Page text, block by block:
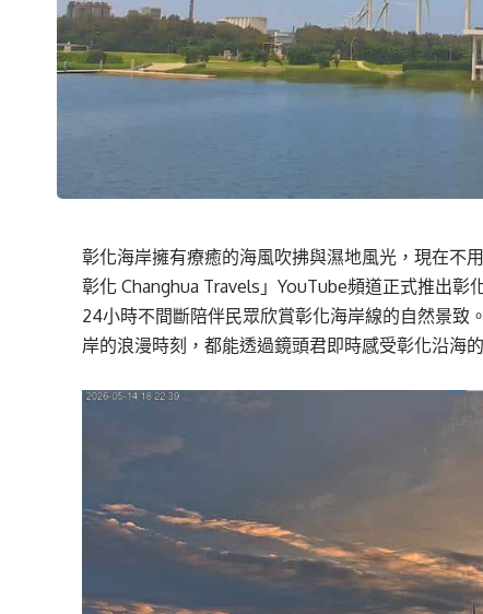
彰化海岸擁有療癒的海風吹拂與濕地風光，現在不
彰化 Changhua Travels」YouTube頻道正式推出
24小時不間斷陪伴民眾欣賞彰化海岸線的自然景致
岸的浪漫時刻，都能透過鏡頭君即時感受彰化沿海